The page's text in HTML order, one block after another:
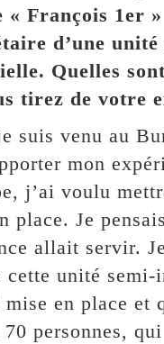
« François 1er
d’une unité
Quelles
tirez de votre
suis venu au
mon
j’ai voulu
place. Je
allait servir.
cette unité
mise en place et
personnes,